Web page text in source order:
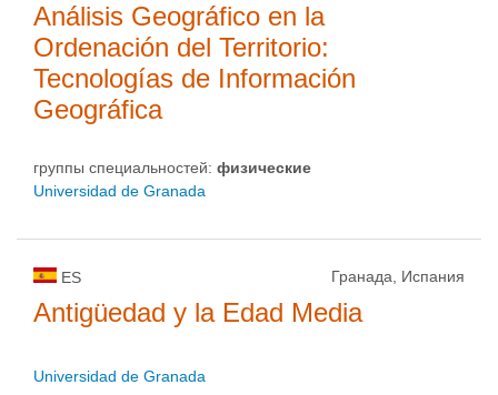
Análisis Geográfico en la
Ordenación del Territorio:
Tecnologías de Información
Geográfica
группы специальностей: физическиe
Universidad de Granada
ES Гранада, Испания
Antigüedad y la Edad Media
Universidad de Granada